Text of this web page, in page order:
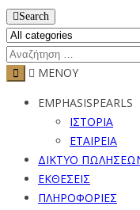
Search
ΜΕΝΟΥ
EMPHASISPEARLS
ΙΣΤΟΡΙΑ
ΕΤΑΙΡΕΙΑ
ΔΙΚΤΥΟ
ΕΚΘΕΣΕΙΣ
ΠΛΗΡΟΦΟΡΙΕΣ